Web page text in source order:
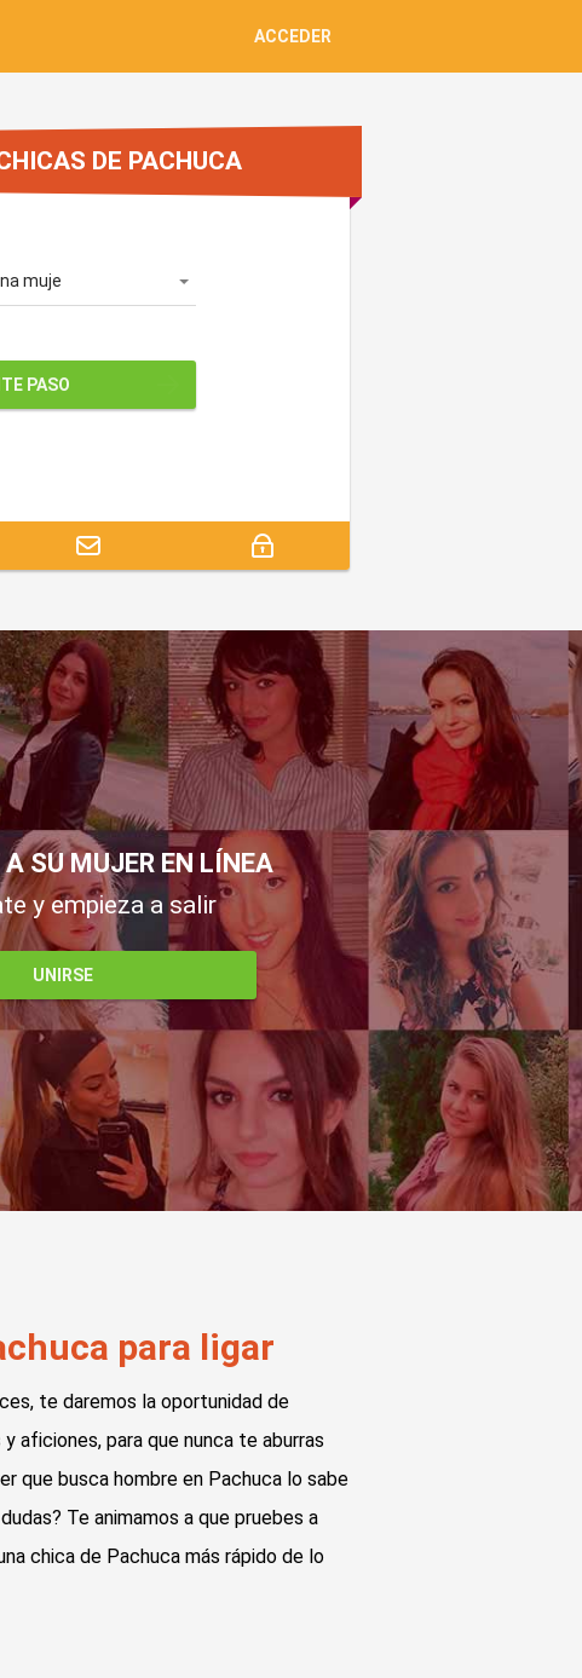
ACCEDER
DE PACHUCA
muje
PASO
A SU MUJER EN LÍNEA
y empieza a salir
UNIRSE
para ligar
te daremos la oportunidad de
aficiones, para que nunca te aburras
que busca hombre en Pachuca lo sabe
Te animamos a que pruebes a
chica de Pachuca más rápido de lo